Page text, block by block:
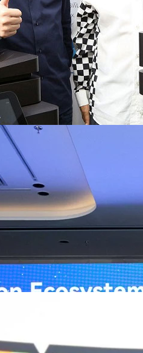
เปิดตัว 4 นวัตกรรมเปลี่ยน
Summit” ภายใต้งาน Huawei
ข ผู้บริหารโรงพยาบาลชั้นนำ และ
สาธารณสุขไทยด้วยนวัตกรรมและ
Healthcare Ecosystem ของ
และสาธารณสุขต่างประเทศ บริษัท หัว
นการเปลี่ยนผ่านสู่ยุคดิจิทัลของระบบ
ารให้บริการทางการแพทย์ให้เข้าถึง
for All” “วันนี้ปัญญาประดิษฐ์กำลังเข้า
การณ์ตรงจากการพัฒนาแพลตฟอร์ม
ยในวันนี้จะช่วยผลักดันวิสัยทัศน์…
พร้อมจ่ายปันผล 0.10